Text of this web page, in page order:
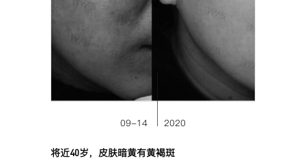
09-14 2020
将近40岁，皮肤暗黄有黄褐斑